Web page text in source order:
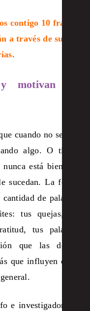
contigo 10 frases
a través de sus
motivan las
cuando no se está
algo. O tienes
está bien, sin
sucedan. La forma
de palabras
tus quejas, tus
tus palabras
que las demás
que influyen en tu
e investigador